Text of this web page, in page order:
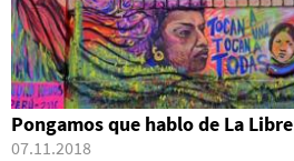
Pongamos que hablo de La Libre
07.11.2018